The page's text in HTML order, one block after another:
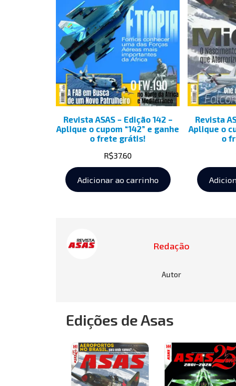
Revista ASAS – Edição 142 –
Aplique o cupom “142” e ganhe
o frete grátis!
R$37.60
Adicionar ao carrinho
Revista
Aplique o
o
Redação
Autor
Edições de Asas